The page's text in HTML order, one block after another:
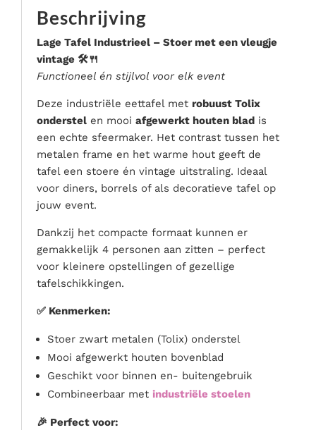
Serveer materialen
Speciale effecten
Stroom
Tenten & parasols
Veiligheid, hygiëne & afvalverwerking
Beschrijving
Lage Tafel Industrieel – Stoer met een vleugje
vintage 🛠️🍴
Functioneel én stijlvol voor elk event
Deze industriële eettafel met robuust Tolix
onderstel en mooi afgewerkt houten blad is
een echte sfeermaker. Het contrast tussen het
metalen frame en het warme hout geeft de
tafel een stoere én vintage uitstraling. Ideaal
voor diners, borrels of als decoratieve tafel op
jouw event.
Dankzij het compacte formaat kunnen er
gemakkelijk 4 personen aan zitten – perfect
voor kleinere opstellingen of gezellige
tafelschikkingen.
✅ Kenmerken:
Stoer zwart metalen (Tolix) onderstel
Mooi afgewerkt houten bovenblad
Geschikt voor binnen en- buitengebruik
Combineerbaar met industriële stoelen
🎉 Perfect voor: